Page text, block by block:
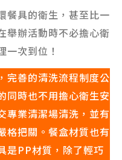
餐具的衛生，甚至比一
舉辦活動時不必擔心衛
一次到位！
完善的清洗流程制度公
同時也不用擔心衛生安
業清潔場清洗，並有
格把關。餐盒材質也有
是PP材質，除了輕巧